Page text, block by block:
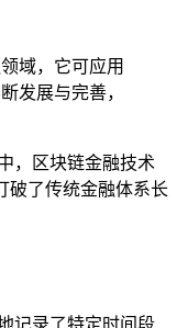
域，它可应用
发展与完善，
，区块链金融技术
破了传统金融体系长
记录了特定时间段